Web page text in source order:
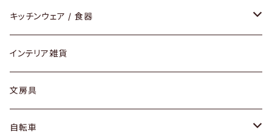
ダイニングセット / ダイニングテーブル
ローテーブル / サイドテーブル
デスク / コンソール
ドレッサー
テーブルランプ / デスクスタンド
フロアライト
アクセサリー
リング
ピアス / イヤリング
財布
バッグ
アウター
キッチンウェア / 食器
グラス / タンブラー
カップ / マグ
プレート / ボウル
インテリア雑貨
文房具
自転車